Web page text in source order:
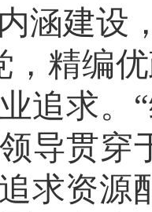
涵建设
，精编
追求。
导贯穿
求资源